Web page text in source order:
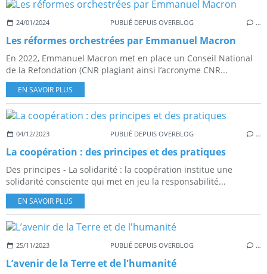
24/01/2024 PUBLIÉ DEPUIS OVERBLOG …
Les réformes orchestrées par Emmanuel Macron
En 2022, Emmanuel Macron met en place un Conseil National
de la Refondation (CNR plagiant ainsi l’acronyme CNR...
EN SAVOIR PLUS
04/12/2023 PUBLIÉ DEPUIS OVERBLOG …
La coopération : des principes et des pratiques
Des principes - La solidarité : la coopération institue une
solidarité consciente qui met en jeu la responsabilité...
EN SAVOIR PLUS
25/11/2023 PUBLIÉ DEPUIS OVERBLOG …
L’avenir de la Terre et de l'humanité